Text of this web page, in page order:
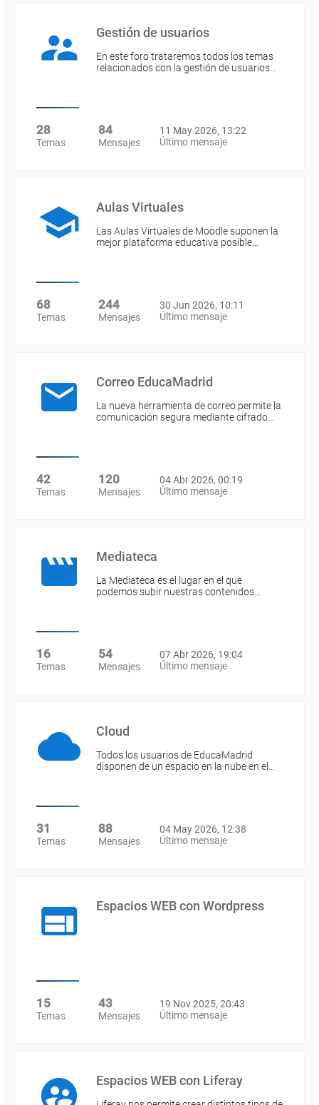
Gestión de usuarios
En este foro trataremos todos los temas
relacionados con la gestión de usuarios…
28
Temas
84
Mensajes
11 May 2026, 13:22
Último mensaje
Aulas Virtuales
Las Aulas Virtuales de Moodle suponen la
mejor plataforma educativa posible…
68
Temas
244
Mensajes
30 Jun 2026, 10:11
Último mensaje
Correo EducaMadrid
La nueva herramienta de correo permite la
comunicación segura mediante cifrado…
42
Temas
120
Mensajes
04 Abr 2026, 00:19
Último mensaje
Mediateca
La Mediateca es el lugar en el que
podemos subir nuestras contenidos…
16
Temas
54
Mensajes
07 Abr 2026, 19:04
Último mensaje
Cloud
Todos los usuarios de EducaMadrid
disponen de un espacio en la nube en el…
31
Temas
88
Mensajes
04 May 2026, 12:38
Último mensaje
Espacios WEB con Wordpress
15
Temas
43
Mensajes
19 Nov 2025, 20:43
Último mensaje
Espacios WEB con Liferay